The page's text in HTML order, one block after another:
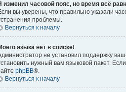
изменил часовой пояс, но время всё
вы уверены, что правильно указали
проблемы.
Вернуться к началу
языка нет в списке!
не установил поддержку
нужный вам языковой пакет.
phpBB®.
Вернуться к началу